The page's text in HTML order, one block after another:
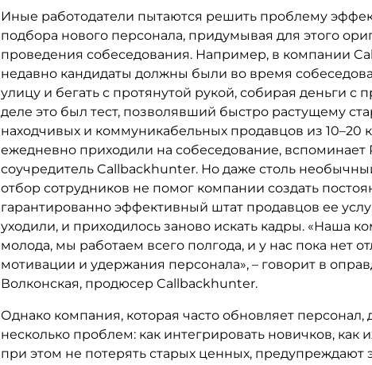
Иные работодатели пытаются решить проблему
подбора нового персонала, придумывая для этого
проведения собеседования. Например, в компании
недавно кандидаты должны были во время
улицу и бегать с протянутой рукой, собирая деньги с
деле это был тест, позволявший быстро растущему
находчивых и коммуникабельных продавцов из 10–20
ежедневно приходили на собеседование, вспоминает
соучредитель Callbackhunter. Но даже столь
отбор сотрудников не помог компании создать
гарантированно эффективный штат продавцов ее
уходили, и приходилось заново искать кадры. «Наша
молода, мы работаем всего полгода, и у нас пока нет
мотивации и удержания персонала», – говорит в
Волконская, продюсер Callbackhunter.
Однако компания, которая часто обновляет персонал,
несколько проблем: как интегрировать новичков, как
при этом не потерять старых ценных, предупреждают